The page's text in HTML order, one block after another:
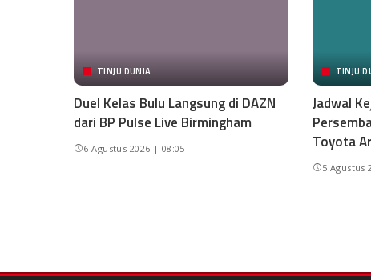
TINJU DUNIA
Duel Kelas Bulu Langsung di DAZN
dari BP Pulse Live Birmingham
6 Agustus 2026 | 08:05
TINJU
Jadwal
Toyota
5 Agustus